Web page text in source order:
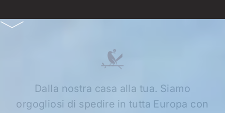
Dalla nostra casa alla tua. Siamo
orgogliosi di spedire in tutta Europa con